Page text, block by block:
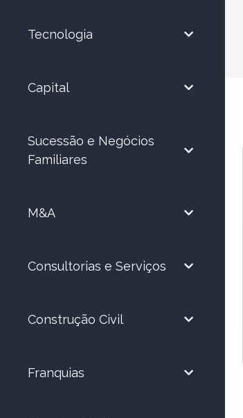
Tecnologia
Capital
Sucessão e Negócios
Familiares
M&A
Consultorias e Serviços
Construção Civil
Franquias